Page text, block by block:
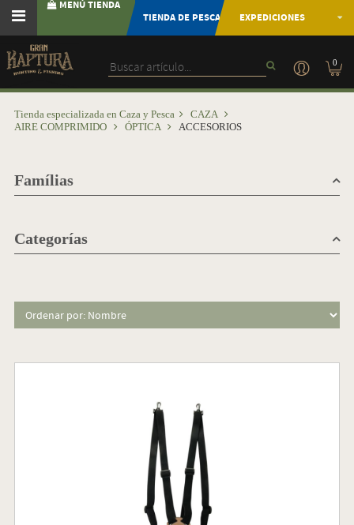
MENÚ TIENDA
TIENDA DE PESCA
EXPEDICIONES
0
Tienda especializada en Caza y Pesca
CAZA
AIRE COMPRIMIDO
ÓPTICA ACCESORIOS
Famílias
Categorías